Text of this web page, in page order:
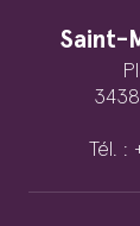
Saint-
Tél. :